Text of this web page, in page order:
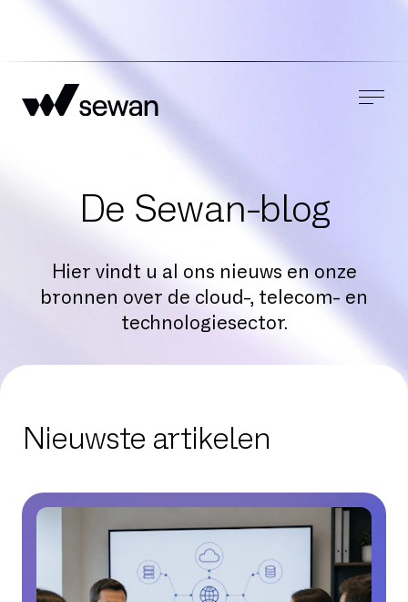
De Sewan-blog
Hier vindt u al ons nieuws en onze
bronnen over de cloud-, telecom- en
technologiesector.
Nieuwste artikelen